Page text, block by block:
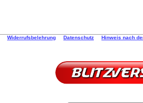
Widerrufsbelehrung Datenschutz Hinweis nach